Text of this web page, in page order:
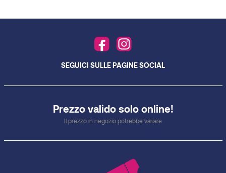
Prezzo valido solo online!
Il prezzo in negozio potrebbe variare
SEGUICI SULLE PAGINE SOCIAL